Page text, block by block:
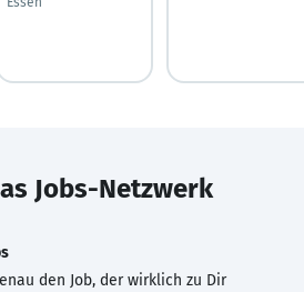
Jobs-Netzwerk
den Job, der wirklich zu Dir